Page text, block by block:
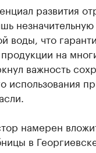
развития
незначительную
воды, что
на
важность
использования
намерен
в